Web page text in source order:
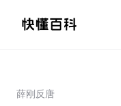
薛刚反唐